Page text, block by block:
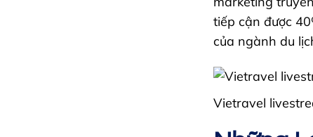
tiếp cận được
của ngành du
Vietravel